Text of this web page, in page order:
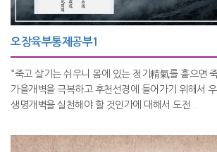
오장육부통제공부1
“죽고 살기는 쉬우니 몸에 있는 정기精氣를 흩으면
가을개벽을 극복하고 후천선경에 들어가기 위해서 우
생명개벽을 실천해야 할 것인가에 대해서 도전...